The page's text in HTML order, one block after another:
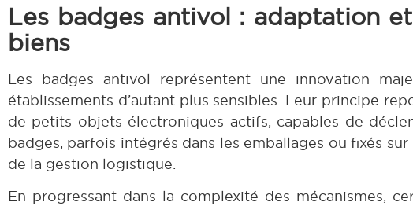
Les badges antivol : adaptation
biens
Les badges antivol représentent une innovation
établissements d’autant plus sensibles. Leur principe
de petits objets électroniques actifs, capables de
badges, parfois intégrés dans les emballages ou fixés
de la gestion logistique.
En progressant dans la complexité des mécanismes,